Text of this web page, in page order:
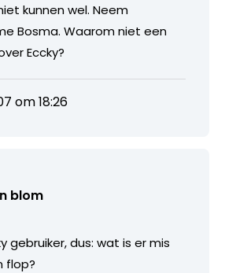
kunnen wel. Neem
Bosma. Waarom niet een
Eccky?
om 18:26
blom
gebruiker, dus: wat is er mis
flop?